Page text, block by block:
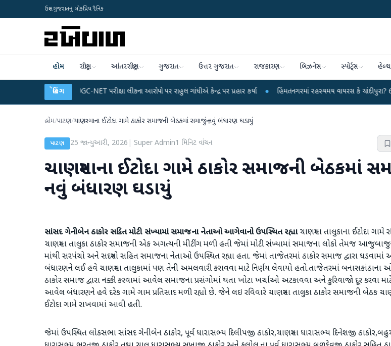
ઉત્તર ગુજરાતનું લોકપ્રિય દૈનિક
હોમ રાષ્ટ્રીય આંતરરાષ્ટ્રીય ગુજરાત ઉત્તર ગુજરાત રાજકારણ બિઝનેસ સ્પોર્ટ્સ હેલ્થ
બ્રેકિંગ
UGC-NET પરીક્ષા લીકના આરોપો પર રાહુલ ગાંધીએ કેન્દ્ર પર પ્રહાર કર્યા ● હિંમતનગરમાં રહસ્યમય વાયરસ કે ચાંદીપુરા? 6 બાળકોના
હોમ/પાટણ/ચાણસ્માના ઈટોદા ગામે ઠાકોર સમાજની બેઠકમાં સમાજનું નવું બંધારણ ઘડાયું
પાટણ 25 જાન્યુઆરી, 2026 Super Admin1 મિનિટ વાંચન
ચાણસ્માના ઈટોદા ગામે ઠાકોર સમાજની બેઠકમાં
નવું બંધારણ ઘડાયું
સાંસદ ગેનીબેન ઠાકોર સહિત મોટી સંખ્યામાં સમાજના નેતાઓ આગેવાનો ઉપસ્થિત રહ્યાચાણસ્મા તાલુકાના ઈટોદા ગામે
ચાણસ્મા તાલુકા ઠાકોર સમાજની એક અગત્યની મીટીંગ મળી હતી જેમાં મોટી સંખ્યામાં સમાજના લોકો તેમજ
માંથી સરપંચો અને સદસ્યો સહિત સમાજના નેતાઓ ઉપસ્થિત રહ્યા હતા. જેમાં તાજેતરમાં ઠાકોર સમાજ દ્વારા
બંધારણને લઈ હવે ચાણસ્મા તાલુકામાં પણ તેની અમલવારી કરાવવા માટે નિર્ણય લેવાયો હતો.તાજેતરમાં
ઠાકોર સમાજ દ્વારા નક્કી કરવામાં આવેલ સમાજના પ્રસંગોમાં થતા ખોટા ખર્ચાઓ અટકાવવા અને કુરિવાજો દૂર કરવા
આવેલ બંધારણને હવે દરેક ગામે ગામ પ્રતિસાદ મળી રહ્યો છે. જેને લઇ રવિવારે ચાણસ્મા તાલુકા ઠાકોર સમાજની બેઠક
ઈટોદા ગામે રાખવામાં આવી હતી.
જેમાં ઉપસ્થિત લોકસભા સાંસદ ગેનીબેન ઠાકોર, પૂર્વ ધારાસભ્ય દિલીપજી ઠાકોર,ચાણસ્મા ધારાસભ્ય દિનેશજી